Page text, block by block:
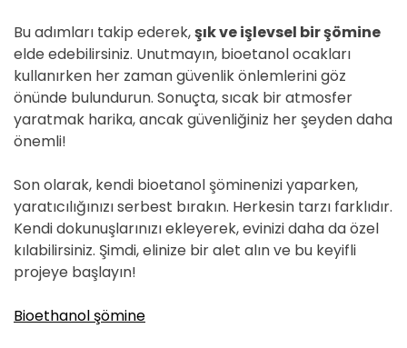
Bu adımları takip ederek,şık ve işlevsel bir şömine
elde edebilirsiniz. Unutmayın, bioetanol ocakları
kullanırken her zaman güvenlik önlemlerini göz
önünde bulundurun. Sonuçta, sıcak bir atmosfer
yaratmak harika, ancak güvenliğiniz her şeyden daha
önemli!
Son olarak, kendi bioetanol şöminenizi yaparken,
yaratıcılığınızı serbest bırakın. Herkesin tarzı farklıdır.
Kendi dokunuşlarınızı ekleyerek, evinizi daha da özel
kılabilirsiniz. Şimdi, elinize bir alet alın ve bu keyifli
projeye başlayın!
Bioethanol şömine